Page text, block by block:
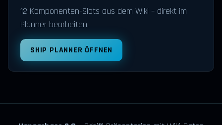
12 Komponenten-Slots aus dem Wiki – direkt im
Planner bearbeiten.
SHIP PLANNER ÖFFNEN